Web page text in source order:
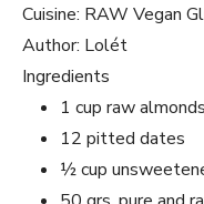
Cuisine: RAW Vegan
Author: Lolét
Ingredients
1 cup raw almonds
12 pitted dates
½ cup